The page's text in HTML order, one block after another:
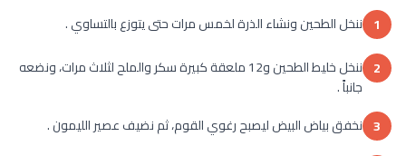
1 ننخل الطحين ونشاء الذرة لخمس مرات حتى يتوزع بالتساوي .
2
ننخل خليط الطحين و12 ملعقة كبيرة سكر والملح لثلاث مرات، ونضعه
جانباً .
3 نخفق بياض البيض ليصبح رغوي القوم، ثم نضيف عصير الليمون .